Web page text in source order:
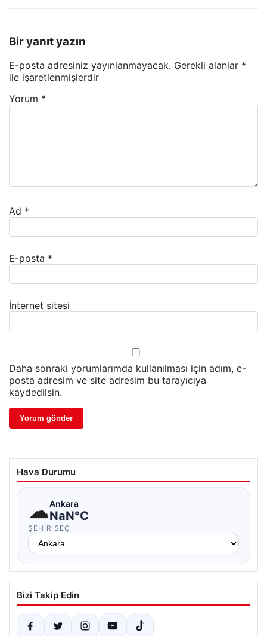
Bir yanıt yazın
E-posta adresiniz yayınlanmayacak. Gerekli alanlar *
ile işaretlenmişlerdir
Yorum *
Ad *
E-posta *
İnternet sitesi
Daha sonraki yorumlarımda kullanılması için adım, e-
posta adresim ve site adresim bu tarayıcıya
kaydedilsin.
Hava Durumu
☁Ankara
NaN°C
ŞEHIR SEÇ
Bizi Takip Edin